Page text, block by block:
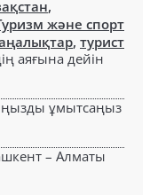
,
және спорт
, турист
аяғына дейін
ұмытсаңыз
– Алматы